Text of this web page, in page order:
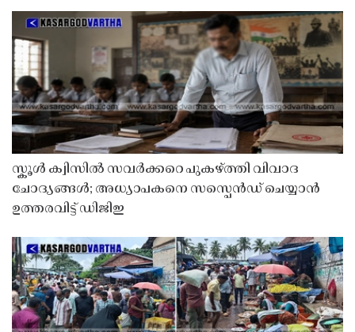
സ്കൂൾ ക്വിസിൽ സവർക്കറെ പുകഴ്ത്തി വിവാദ
ചോദ്യങ്ങൾ; അധ്യാപകനെ സസ്പെൻഡ് ചെയ്യാൻ
ഉത്തരവിട്ട് ഡിജിഇ